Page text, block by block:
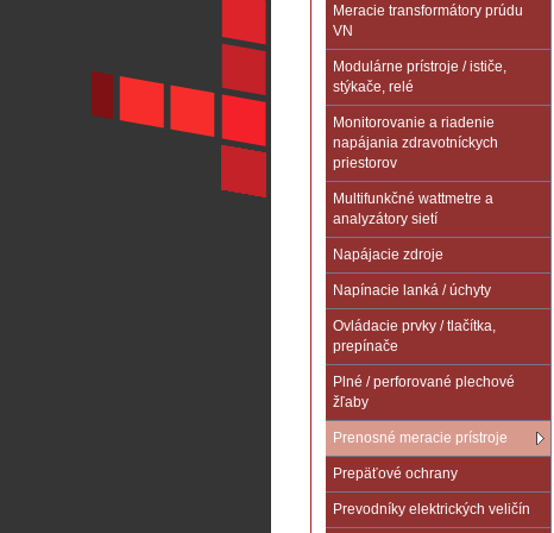
Meracie transformátory prúdu
VN
Modulárne prístroje / ističe,
stýkače, relé
Monitorovanie a riadenie
napájania zdravotníckych
priestorov
Multifunkčné wattmetre a
analyzátory sietí
Napájacie zdroje
Napínacie lanká / úchyty
Ovládacie prvky / tlačítka,
prepínače
Plné / perforované plechové
žľaby
Prenosné meracie prístroje
Prepäťové ochrany
Prevodníky elektrických veličín